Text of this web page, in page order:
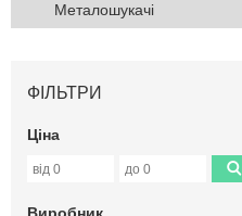
Металошукачі
ФІЛЬТРИ
Ціна